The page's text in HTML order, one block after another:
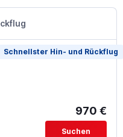
Schnellster Hin- und Rückflug
970 €
Suchen